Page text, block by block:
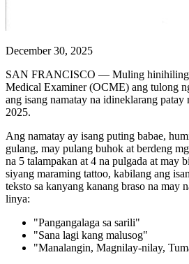
December 30, 2025
SAN FRANCISCO — Muling hinihiling
Medical Examiner (OCME) ang tulong
ang isang namatay na idineklarang
2025.
Ang namatay ay isang puting babae,
gulang, may pulang buhok at berdeng
na 5 talampakan at 4 na pulgada at may
siyang maraming tattoo, kabilang ang
teksto sa kanyang kanang braso na may
linya:
"Pangangalaga sa sarili"
"Sana lagi kang malusog"
"Manalangin, Magnilay-nilay,